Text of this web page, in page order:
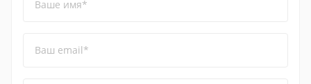
Ваше имя*
Ваш email*